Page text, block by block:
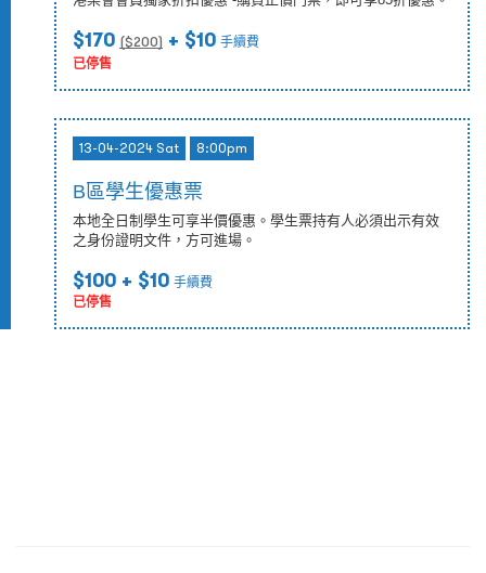
$170 ($200) + $10 手續費
已停售
13-04-2024 Sat 8:00pm
B區學生優惠票
本地全日制學生可享半價優惠。學生票持有人必須出示有效
之身份證明文件，方可進場。
$100 + $10 手續費
已停售